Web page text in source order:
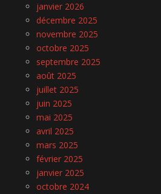
janvier 2026
décembre 2025
novembre 2025
octobre 2025
septembre 2025
août 2025
juillet 2025
juin 2025
mai 2025
avril 2025
mars 2025
février 2025
janvier 2025
octobre 2024